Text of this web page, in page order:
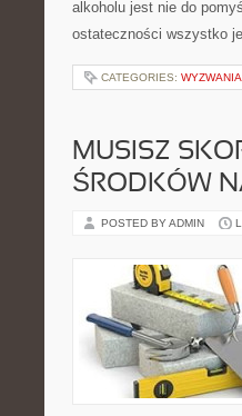
alkoholu jest nie do
ostateczności wszystko
CATEGORIES:
MUSISZ
ŚRODKÓW
POSTED BY ADMIN